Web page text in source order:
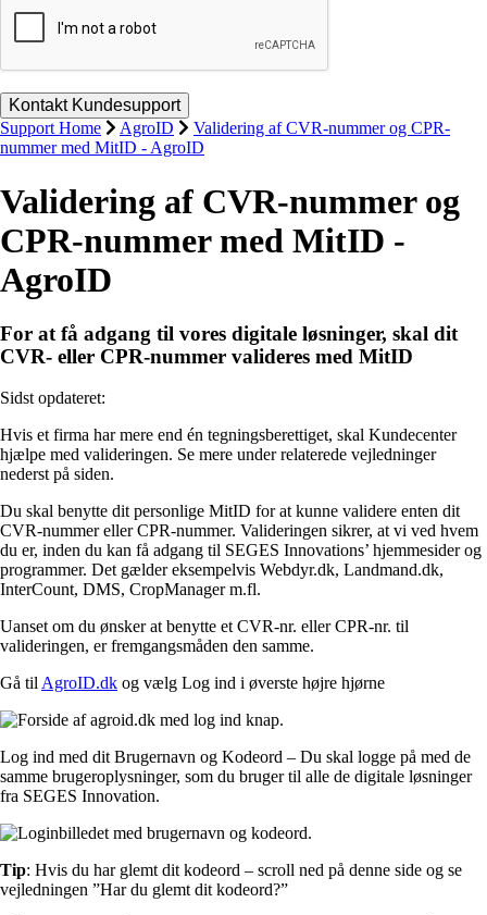
Support Home AgroID
Validering af CVR-nummer og CPR-
nummer med MitID - AgroID
Validering af CVR-nummer og
CPR-nummer med MitID -
AgroID
For at få adgang til vores digitale løsninger, skal dit
CVR- eller CPR-nummer valideres med MitID
Sidst opdateret:
Hvis et firma har mere end én tegningsberettiget, skal Kundecenter
hjælpe med valideringen. Se mere under relaterede vejledninger
nederst på siden.
Du skal benytte dit personlige MitID for at kunne validere enten dit
CVR-nummer eller CPR-nummer. Valideringen sikrer, at vi ved hvem
du er, inden du kan få adgang til SEGES Innovations’ hjemmesider og
programmer. Det gælder eksempelvis Webdyr.dk, Landmand.dk,
InterCount, DMS, CropManager m.fl.
Uanset om du ønsker at benytte et CVR-nr. eller CPR-nr. til
valideringen, er fremgangsmåden den samme.
Gå til AgroID.dk og vælg Log ind i øverste højre hjørne
Log ind med dit Brugernavn og Kodeord – Du skal logge på med de
samme brugeroplysninger, som du bruger til alle de digitale løsninger
fra SEGES Innovation.
Tip: Hvis du har glemt dit kodeord – scroll ned på denne side og se
vejledningen ”Har du glemt dit kodeord?”